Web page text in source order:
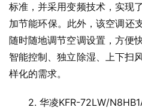
标准，并采用变频技术，实现
加节能环保。此外，该空调还
随时随地调节空调设置，方便
智能控制、独立除湿、上下扫
样化的需求。
2. 华凌KFR-72LW/